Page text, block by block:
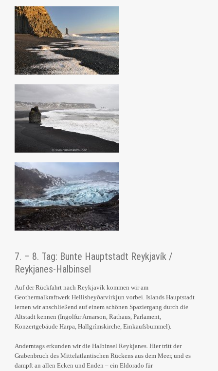
7. – 8. Tag: Bunte Hauptstadt Reykjavík /
Reykjanes-Halbinsel
Auf der Rückfahrt nach Reykjavík kommen wir am
Geothermalkraftwerk Hellisheyðarvirkjun vorbei. Islands Hauptstadt
lernen wir anschließend auf einem schönen Spaziergang durch die
Altstadt kennen (Ingolfur Arnarson, Rathaus, Parlament,
Konzertgebäude Harpa, Hallgrímskirche, Einkaufsbummel).
Anderntags erkunden wir die Halbinsel Reykjanes. Hier tritt der
Grabenbruch des Mittelatlantischen Rückens aus dem Meer, und es
dampft an allen Ecken und Enden – ein Eldorado für